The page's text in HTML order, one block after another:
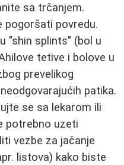
sa trčanjem.
pogoršati povredu.
"shin splints" (bol u
tetive i bolove u
prevelikog
patika.
se sa lekarom ili
potrebno uzeti
vezbe za jačanje
listova) kako biste